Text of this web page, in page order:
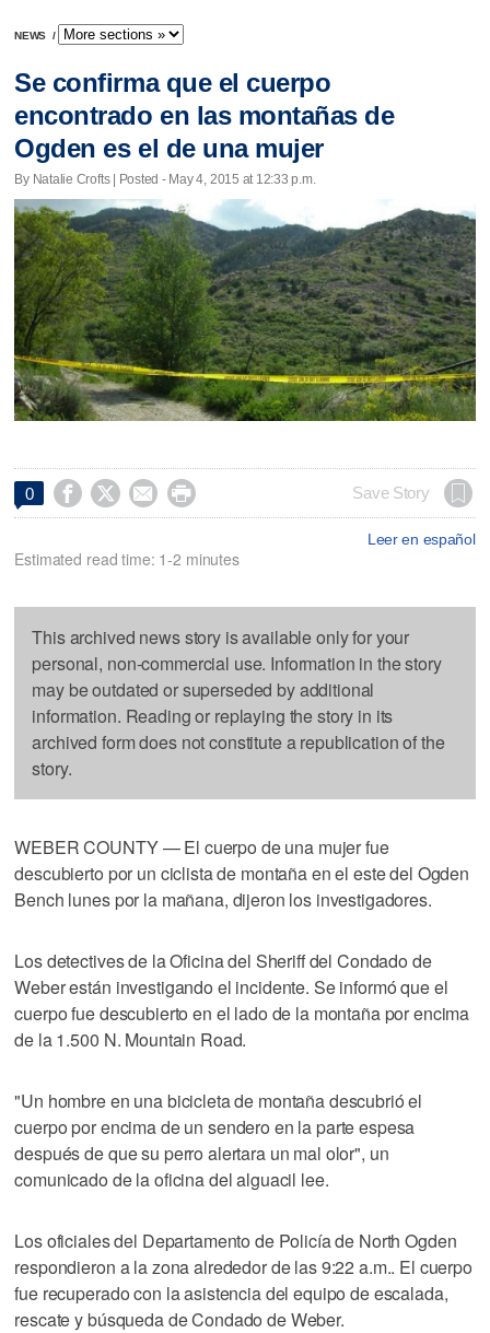
NEWS /
Se confirma que el cuerpo
encontrado en las montañas de
Ogden es el de una mujer
By Natalie Crofts | Posted - May 4, 2015 at 12:33 p.m.
0     Save Story
Leer en español
Estimated read time: 1-2 minutes
This archived news story is available only for your
personal, non-commercial use. Information in the story
may be outdated or superseded by additional
information. Reading or replaying the story in its
archived form does not constitute a republication of the
story.
WEBER COUNTY — El cuerpo de una mujer fue
descubierto por un ciclista de montaña en el este del Ogden
Bench lunes por la mañana, dijeron los investigadores.
Los detectives de la Oficina del Sheriff del Condado de
Weber están investigando el incidente. Se informó que el
cuerpo fue descubierto en el lado de la montaña por encima
de la 1.500 N. Mountain Road.
"Un hombre en una bicicleta de montaña descubrió el
cuerpo por encima de un sendero en la parte espesa
después de que su perro alertara un mal olor", un
comunicado de la oficina del alguacil lee.
Los oficiales del Departamento de Policía de North Ogden
respondieron a la zona alrededor de las 9:22 a.m.. El cuerpo
fue recuperado con la asistencia del equipo de escalada,
rescate y búsqueda de Condado de Weber.